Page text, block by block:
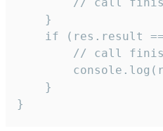
    }
if (res.result
// call
    }
}